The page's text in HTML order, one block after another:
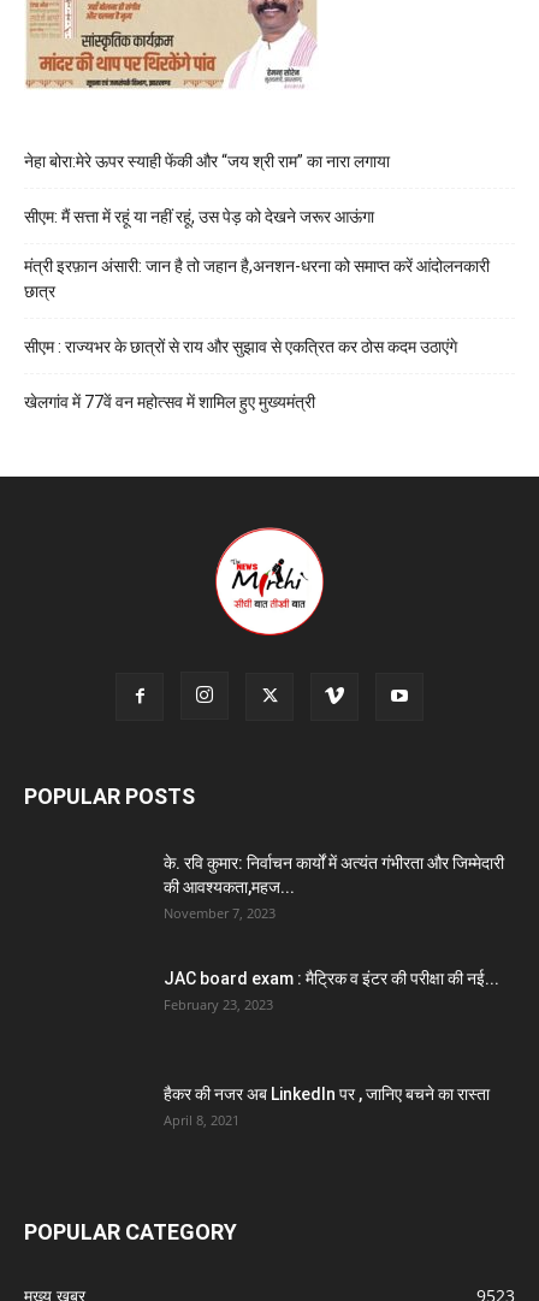
नेहा बोरा:मेरे ऊपर स्याही फेंकी और “जय श्री राम” का नारा लगाया
सीएम: मैं सत्ता में रहूं या नहीं रहूं, उस पेड़ को देखने जरूर आऊंगा
मंत्री इरफ़ान अंसारी: जान है तो जहान है,अनशन-धरना को समाप्त करें आंदोलनकारी
छात्र
सीएम : राज्यभर के छात्रों से राय और सुझाव से एकत्रित कर ठोस कदम उठाएंगे
खेलगांव में 77वें वन महोत्सव में शामिल हुए मुख्यमंत्री
POPULAR POSTS
के. रवि कुमार: निर्वाचन कार्यों में अत्यंत गंभीरता और जिम्मेदारी
की आवश्यकता,महज...
November 7, 2023
JAC board exam : मैट्रिक व इंटर की परीक्षा की नई...
February 23, 2023
हैकर की नजर अब LinkedIn पर , जानिए बचने का रास्ता
April 8, 2021
POPULAR CATEGORY
मुख्य खबर 9523